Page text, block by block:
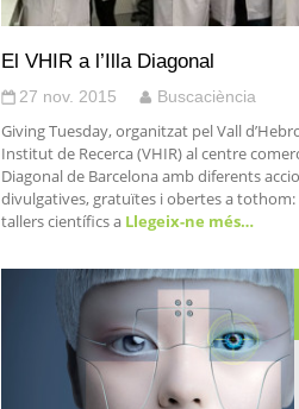
El VHIR a l’Illa Diagonal
27 nov. 2015 Buscaciència
Giving Tuesday, organitzat pel Vall
Institut de Recerca (VHIR) al centre
Diagonal de Barcelona amb diferents
divulgatives, gratuïtes i obertes a tothom:
tallers científics aLlegeix-ne més…